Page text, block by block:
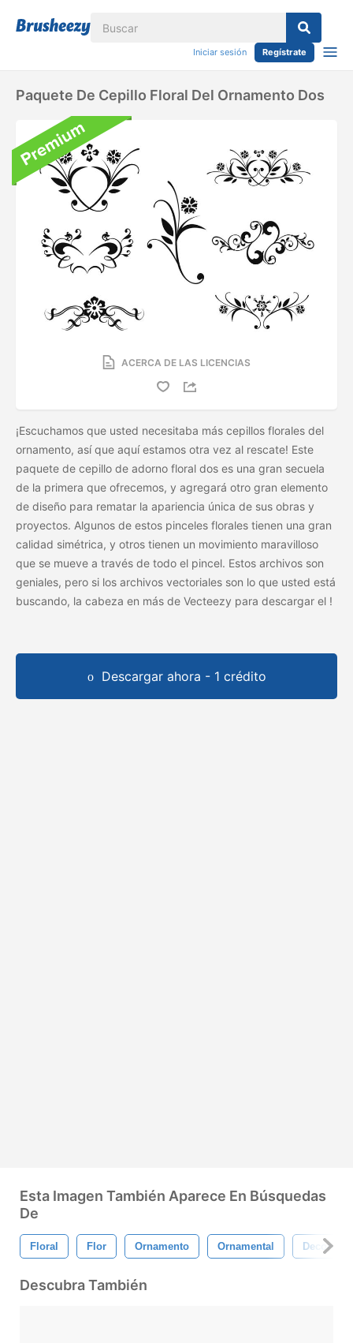
Iniciar sesión Regístrate
Paquete De Cepillo Floral Del Ornamento Dos
ACERCA DE LAS LICENCIAS
¡Escuchamos que usted necesitaba más cepillos florales del
ornamento, así que aquí estamos otra vez al rescate! Este
paquete de cepillo de adorno floral dos es una gran secuela
de la primera que ofrecemos, y agregará otro gran elemento
de diseño para rematar la apariencia única de sus obras y
proyectos. Algunos de estos pinceles florales tienen una gran
calidad simétrica, y otros tienen un movimiento maravilloso
que se mueve a través de todo el pincel. Estos archivos son
geniales, pero si los archivos vectoriales son lo que usted está
buscando, la cabeza en más de Vecteezy para descargar el !
Descargar ahora - 1 crédito
Esta Imagen También Aparece En Búsquedas
De
Floral Flor Ornamento Ornamental
Descubra También